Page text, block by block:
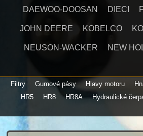
DAEWOO-DOOSAN DIECI
JOHN DEERE KOBELCO
NEUSON-WACKER NEW
Filtry Gumové pásy Hlavy motoru
HR5
HR8 HR8A Hydraulické